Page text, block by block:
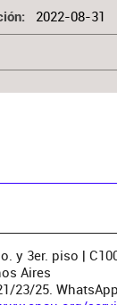
2022-08-31
y 3er. piso |
Aires
23/25.